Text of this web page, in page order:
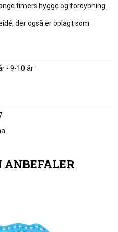
timers hygge og fordybning.
der også er oplagt som
- 9-10 år